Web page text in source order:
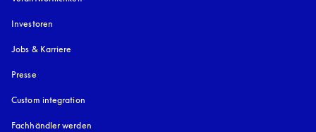
Investoren
Jobs & Karriere
Presse
Custom integration
Fachhändler werden